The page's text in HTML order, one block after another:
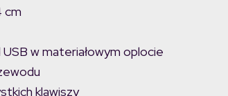
cm
w materiałowym oplocie
klawiszy